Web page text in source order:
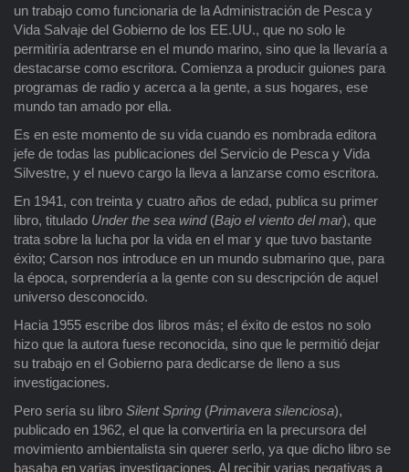
un trabajo como funcionaria de la Administración de Pesca y
Vida Salvaje del Gobierno de los EE.UU., que no solo le
permitiría adentrarse en el mundo marino, sino que la llevaría a
destacarse como escritora. Comienza a producir guiones para
programas de radio y acerca a la gente, a sus hogares, ese
mundo tan amado por ella.
Es en este momento de su vida cuando es nombrada editora
jefe de todas las publicaciones del Servicio de Pesca y Vida
Silvestre, y el nuevo cargo la lleva a lanzarse como escritora.
En 1941, con treinta y cuatro años de edad, publica su primer
libro, titulado Under the sea wind(Bajo el viento del mar), que
trata sobre la lucha por la vida en el mar y que tuvo bastante
éxito; Carson nos introduce en un mundo submarino que, para
la época, sorprendería a la gente con su descripción de aquel
universo desconocido.
Hacia 1955 escribe dos libros más; el éxito de estos no solo
hizo que la autora fuese reconocida, sino que le permitió dejar
su trabajo en el Gobierno para dedicarse de lleno a sus
investigaciones.
Pero sería su libro Silent Spring (Primavera silenciosa),
publicado en 1962, el que la convertiría en la precursora del
movimiento ambientalista sin querer serlo, ya que dicho libro se
basaba en varias investigaciones. Al recibir varias negativas a